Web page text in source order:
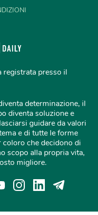
registrata presso il
determinazione, il
diventa soluzione e
guidare da valori
e di tutte le forme
che decidono di
scopo alla propria vita,
migliore.